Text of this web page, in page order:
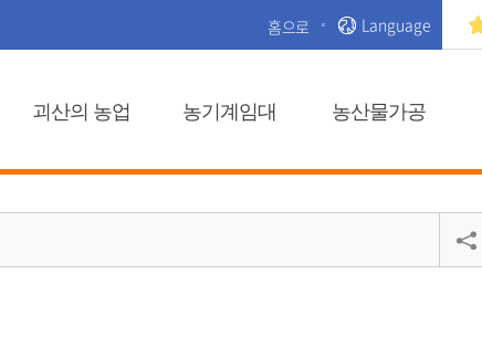
홈으로 Language
괴산의 농업 농기계임대 농산물가공